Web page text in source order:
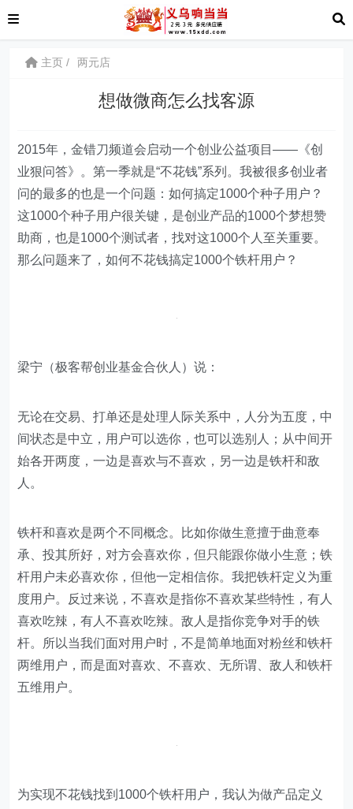
主页 两元店
想做微商怎么找客源
2015年，金错刀频道会启动一个创业公益项目——《创
业狠问答》。第一季就是“不花钱”系列。我被很多创业者
问的最多的也是一个问题：如何搞定1000个种子用户？
这1000个种子用户很关键，是创业产品的1000个梦想赞
助商，也是1000个测试者，找对这1000个人至关重要。
那么问题来了，如何不花钱搞定1000个铁杆用户？
梁宁（极客帮创业基金合伙人）说：
无论在交易、打单还是处理人际关系中，人分为五度，中
间状态是中立，用户可以选你，也可以选别人；从中间开
始各开两度，一边是喜欢与不喜欢，另一边是铁杆和敌
人。
铁杆和喜欢是两个不同概念。比如你做生意擅于曲意奉
承、投其所好，对方会喜欢你，但只能跟你做小生意；铁
杆用户未必喜欢你，但他一定相信你。我把铁杆定义为重
度用户。反过来说，不喜欢是指你不喜欢某些特性，有人
喜欢吃辣，有人不喜欢吃辣。敌人是指你竞争对手的铁
杆。所以当我们面对用户时，不是简单地面对粉丝和铁杆
两维用户，而是面对喜欢、不喜欢、无所谓、敌人和铁杆
五维用户。
为实现不花钱找到1000个铁杆用户，我认为做产品定义